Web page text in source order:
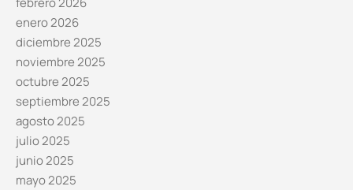
enero 2026
diciembre 2025
noviembre 2025
octubre 2025
septiembre 2025
agosto 2025
julio 2025
junio 2025
mayo 2025